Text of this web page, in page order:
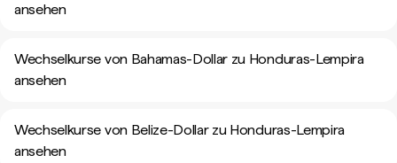
ansehen
Wechselkurse von Bahamas-Dollar zu Honduras-Lempira
ansehen
Wechselkurse von Belize-Dollar zu Honduras-Lempira
ansehen